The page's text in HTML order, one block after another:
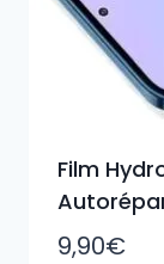
Film
9,90€